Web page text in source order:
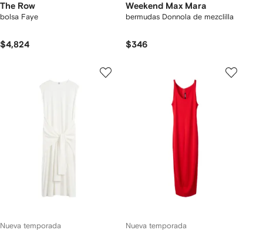
The Row
bolsa Faye
$4,824
Weekend Max Mara
bermudas Donnola de mezclilla
$346
Nueva temporada Nueva temporada